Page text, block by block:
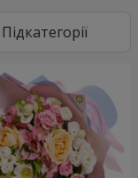
Підкатегорії